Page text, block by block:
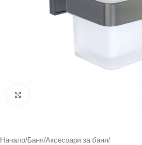
Начало Баня Аксесоари за баня